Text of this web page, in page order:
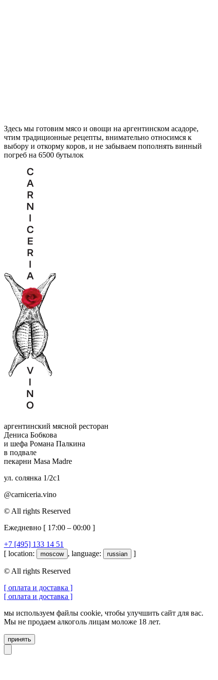
Здесь мы готовим мясо и овощи на аргентинском асадоре,
чтим традиционные рецепты, внимательно относимся к
выбору и откорму коров, и не забываем пополнять винный
погреб на 6500 бутылок
аргентинский мясной ресторан
Дениса Бобкова
и шефа Романа Палкина
в подвале
пекарни Masa Madre
ул. солянка 1/2с1
@carniceria.vino
© All rights Reserved
Ежедневно [ 17:00 – 00:00 ]
+7 [495] 133 14 51
[ location:
moscow , language: russian ]
© All rights Reserved
[ оплата и доставка ]
[ оплата и доставка ]
мы используем файлы cookie, чтобы улучшить сайт для вас.
Мы не продаем алкоголь лицам моложе 18 лет.
принять